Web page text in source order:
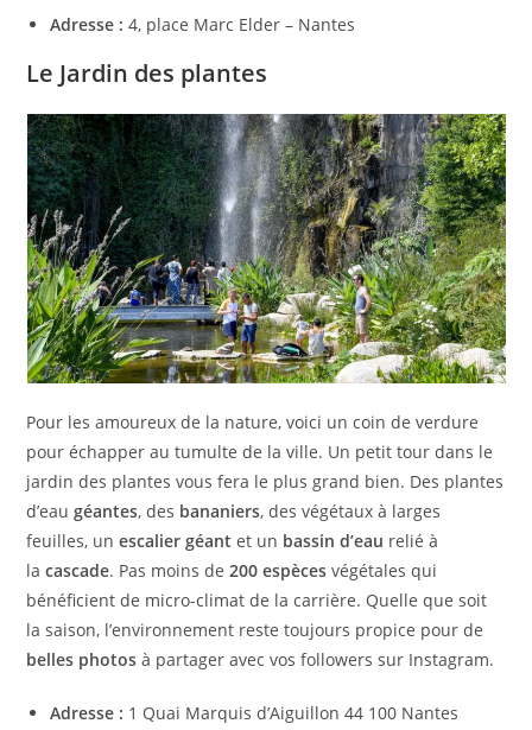
Adresse : 4, place Marc Elder – Nantes
Le Jardin des plantes
Pour les amoureux de la nature, voici un coin de verdure
pour échapper au tumulte de la ville. Un petit tour dans le
jardin des plantes vous fera le plus grand bien. Des plantes
d’eaugéantes, des bananiers, des végétaux à larges
feuilles, unescalier géant et un bassin d’eau relié à
lacascade. Pas moins de200 espècesvégétales qui
bénéficient de micro-climat de la carrière. Quelle que soit
la saison, l’environnement reste toujours propice pour de
belles photos à partager avec vos followers sur Instagram.
Adresse : 1 Quai Marquis d’Aiguillon 44 100 Nantes